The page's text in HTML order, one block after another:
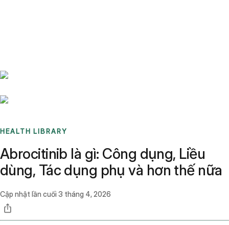
HEALTH LIBRARY
Abrocitinib là gì: Công dụng, Liều
dùng, Tác dụng phụ và hơn thế nữa
Cập nhật lần cuối 3 tháng 4, 2026